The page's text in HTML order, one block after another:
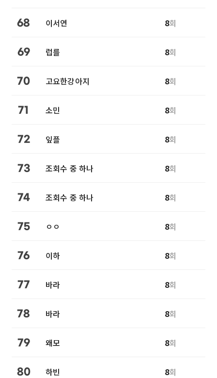
68 이서연 8회
69 럽를 8회
70 고요한강아지 8회
71 소민 8회
72 잎플 8회
73 조회수 중 하나 8회
74 조회수 중 하나 8회
75 ㅇㅇ 8회
76 이하 8회
77 바라 8회
78 바라 8회
79 왜모 8회
80 하빈 8회